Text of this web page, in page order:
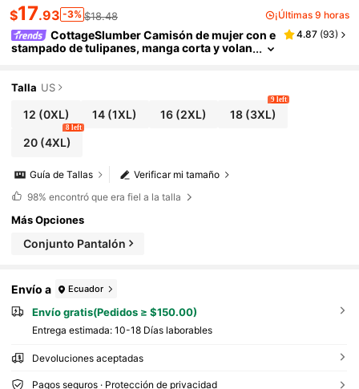
$17.93 -3% $18.48 ¡Últimas 9 horas
CottageSlumber Camisón de mujer con e
stampado de tulipanes, manga corta y volan
4.87 (93)
Talla US
12 (0XL) 14 (1XL) 16(2XL) 18(3XL)
9 left
20(4XL)
8 left
Verificar mi tamaño
Guía de Tallas
98% encontró que era fiel a la talla
Más Opciones
Conjunto Pantalón
Envío a Ecuador
Envío gratis(Pedidos ≥ $150.00)
Entrega estimada: 10-18 Días laborables
Devoluciones aceptadas
Pagos seguros · Protección de privacidad